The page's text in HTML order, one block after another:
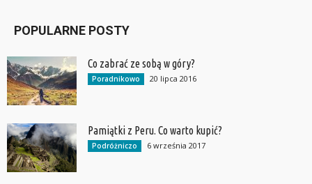
POPULARNE POSTY
Co zabrać ze sobą w góry?
Poradnikowo 20 lipca 2016
Pamiątki z Peru. Co warto kupić?
Podróżniczo 6 września 2017